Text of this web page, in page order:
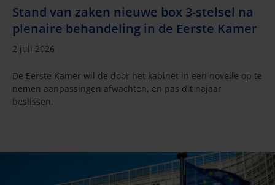
Stand van zaken nieuwe box 3-stelsel na
plenaire behandeling in de Eerste Kamer
2 juli 2026
De Eerste Kamer wil de door het kabinet in een novelle op te
nemen aanpassingen afwachten, en pas dit najaar
beslissen.